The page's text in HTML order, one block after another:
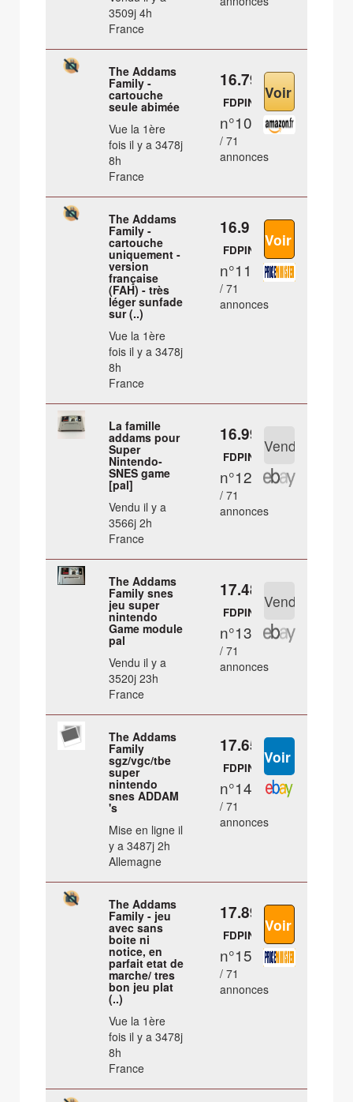
3509j 4h
France
The Addams
Family -
cartouche
seule abimée
Vue la 1ère
fois il y a 3478j
8h
France
16.79 €
FDPIN
n°10
/ 71
annonces
The Addams
Family -
cartouche
uniquement -
version
française
(FAH) - très
léger sunfade
sur (..)
Vue la 1ère
fois il y a 3478j
8h
France
16.9 €
FDPIN
n°11
/ 71
annonces
La famille
addams pour
Super
Nintendo-
SNES game
[pal]
Vendu il y a
3566j 2h
France
16.99 €
FDPIN
n°12
/ 71
annonces
The Addams
Family snes
jeu super
nintendo
Game module
pal
Vendu il y a
3520j 23h
France
17.48 €
FDPIN
n°13
/ 71
annonces
The Addams
Family
sgz/vgc/tbe
super
nintendo
snes ADDAM
's
Mise en ligne il
y a 3487j 2h
Allemagne
17.65 €
FDPIN
n°14
/ 71
annonces
The Addams
Family - jeu
avec sans
boite ni
notice, en
parfait etat de
marche/ tres
bon jeu plat
(..)
Vue la 1ère
fois il y a 3478j
8h
France
17.89 €
FDPIN
n°15
/ 71
annonces